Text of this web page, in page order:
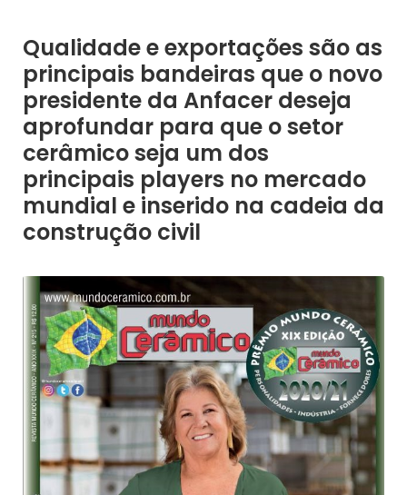
Qualidade e exportações são as
principais bandeiras que o novo
presidente da Anfacer deseja
aprofundar para que o setor
cerâmico seja um dos
principais players no mercado
mundial e inserido na cadeia da
construção civil